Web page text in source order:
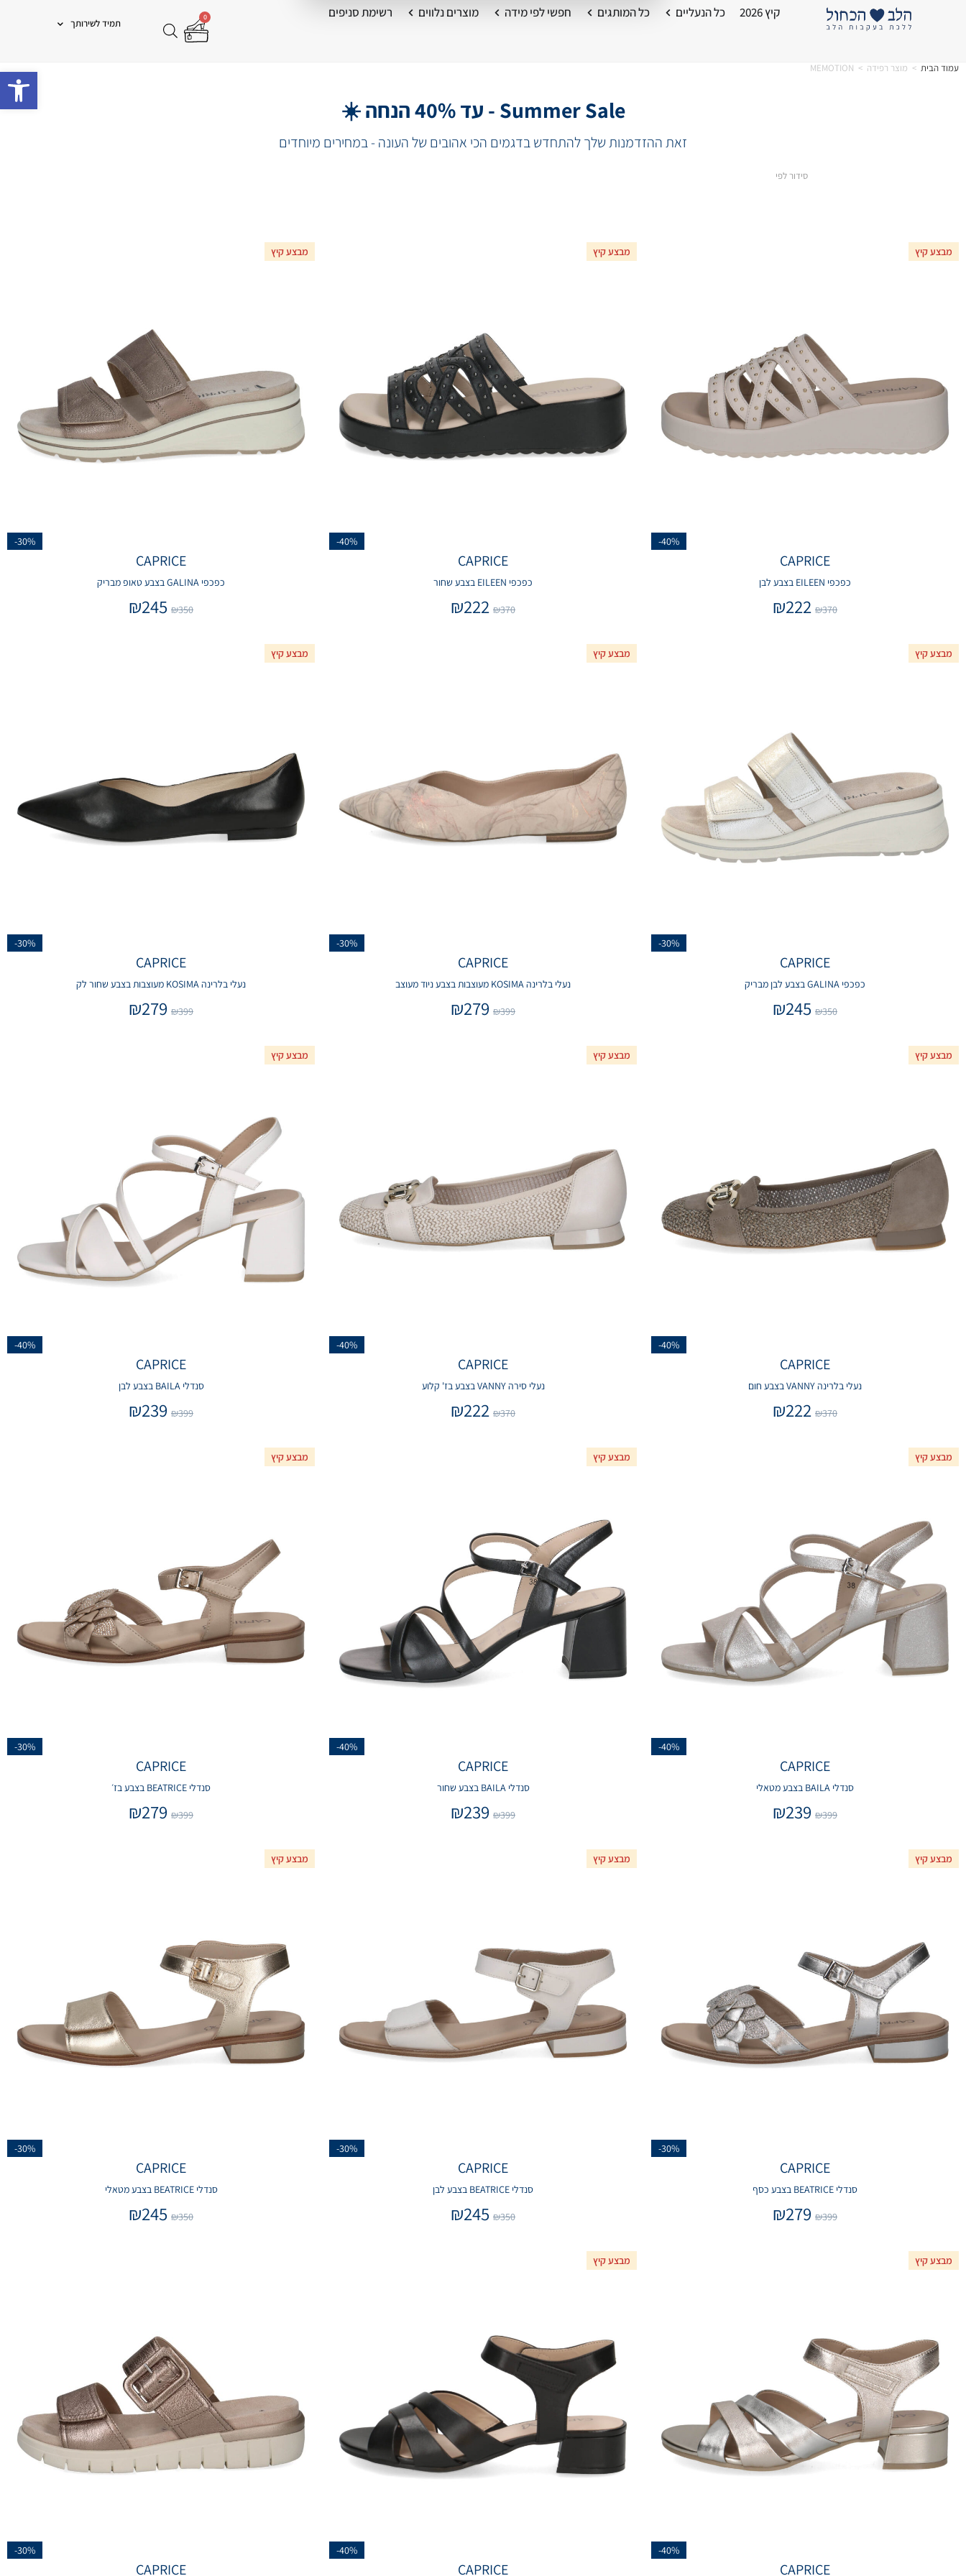
קיץ 2026 כל הנעליים כל המותגים חפשי לפי מידה מוצרים נלווים רשימת סניפים 0
תמיד לשירותך
עמוד הבית > מוצר רפידה >
MEMOTION
Summer Sale - עד 40% הנחה ☀️
זאת ההזדמנות שלך להתחדש בדגמים הכי אהובים של העונה - במחירים מיוחדים
סידור לפי
מבצע קיץ
-40%
CAPRICE
כפכפי EILEEN בצבע לבן
₪370
₪222
מבצע קיץ
-40%
CAPRICE
כפכפי EILEEN בצבע שחור
₪370
₪222
מבצע קיץ
-30%
CAPRICE
כפכפי GALINA בצבע טאופ מבריק
₪350
₪245
מבצע קיץ
-30%
CAPRICE
כפכפי GALINA בצבע לבן מבריק
₪350
₪245
מבצע קיץ
-30%
CAPRICE
נעלי בלרינה KOSIMA מעוצבות בצבע ניוד מעוצב
₪399
₪279
מבצע קיץ
-30%
CAPRICE
נעלי בלרינה KOSIMA מעוצבות בצבע שחור לק
₪399
₪279
מבצע קיץ
-40%
CAPRICE
נעלי בלרינה VANNY בצבע חום
₪370
₪222
מבצע קיץ
-40%
CAPRICE
נעלי סירה VANNY בצבע בז' קלוע
₪370
₪222
מבצע קיץ
-40%
CAPRICE
סנדלי BAILA בצבע לבן
₪399
₪239
מבצע קיץ
-40%
CAPRICE
סנדלי BAILA בצבע מטאלי
₪399
₪239
מבצע קיץ
-40%
CAPRICE
סנדלי BAILA בצבע שחור
₪399
₪239
מבצע קיץ
-30%
CAPRICE
סנדלי BEATRICE בצבע בז׳
₪399
₪279
מבצע קיץ
-30%
CAPRICE
סנדלי BEATRICE בצבע כסף
₪399
₪279
מבצע קיץ
-30%
CAPRICE
סנדלי BEATRICE בצבע לבן
₪350
₪245
מבצע קיץ
-30%
CAPRICE
סנדלי BEATRICE בצבע מטאלי
₪350
₪245
מבצע קיץ
-40%
CAPRICE
מבצע קיץ
-40%
CAPRICE
-30%
CAPRICE